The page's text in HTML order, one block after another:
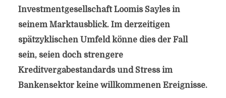
Investmentgesellschaft Loomis Sayles in
seinem Marktausblick. Im derzeitigen
spätzyklischen Umfeld könne dies der Fall
sein, seien doch strengere
Kreditvergabestandards und Stress im
Bankensektor keine willkommenen Ereignisse.